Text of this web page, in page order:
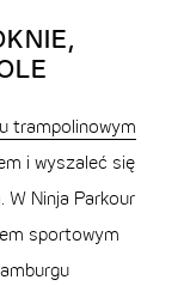
trampolinowym
i wyszaleć się
W Ninja Parkour
sportowym